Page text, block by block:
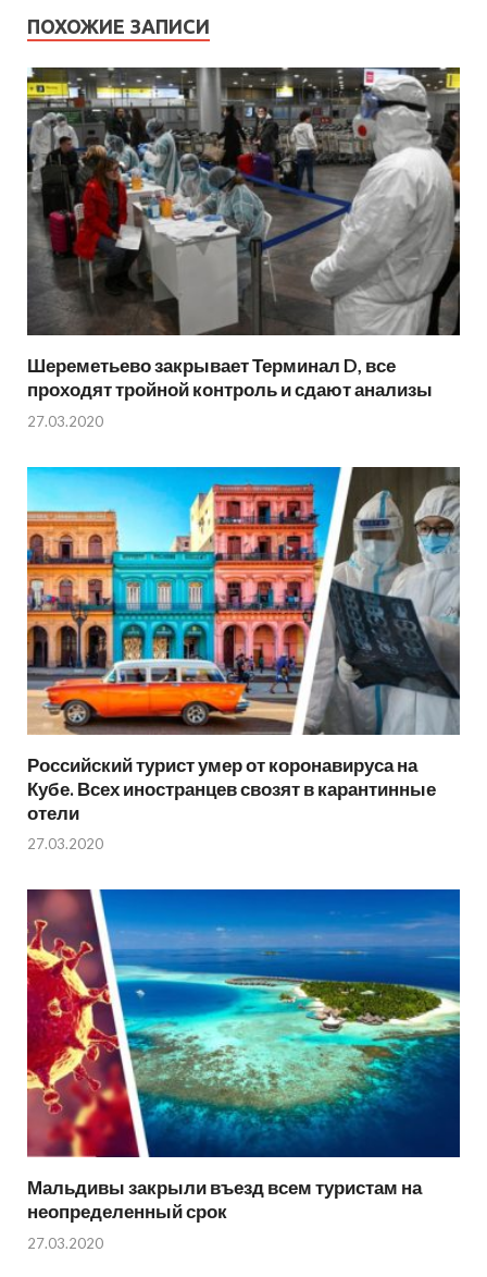
ПОХОЖИЕ ЗАПИСИ
Шереметьево закрывает Терминал D, все
проходят тройной контроль и сдают анализы
27.03.2020
Российский турист умер от коронавируса на
Кубе. Всех иностранцев свозят в карантинные
отели
27.03.2020
Мальдивы закрыли въезд всем туристам на
неопределенный срок
27.03.2020